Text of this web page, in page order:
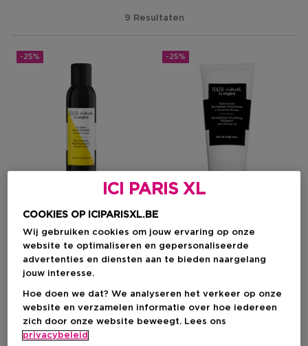
9 Resultaten
-25%
SISLEY
Hair Rituel
Kortingsprijs
€ 68,25
-25%
SISLEY
Nourrissant
ICI PARIS XL
COOKIES OP ICIPARISXL.BE
Wij gebruiken cookies om jouw ervaring op onze
website te optimaliseren en gepersonaliseerde
advertenties en diensten aan te bieden naargelang
jouw interesse.
Hoe doen we dat? We analyseren het verkeer op onze
website en verzamelen informatie over hoe iedereen
zich door onze website beweegt. Lees ons
privacybeleid